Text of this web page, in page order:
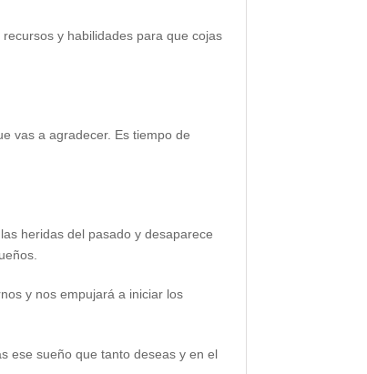
y habilidades para que cojas
vas a agradecer. Es tiempo de
heridas del pasado y desaparece
y nos empujará a iniciar los
ese sueño que tanto deseas y en el